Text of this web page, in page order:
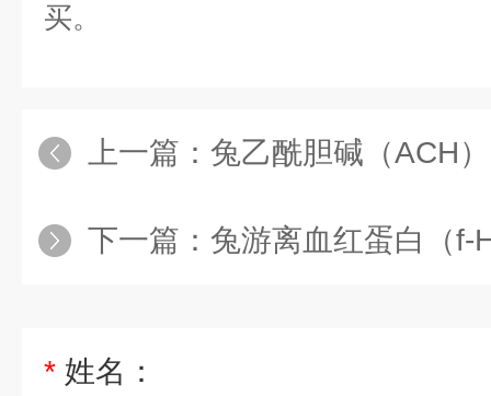
买。
上一篇： 兔乙酰胆碱（ACH
下一篇： 兔游离血红蛋白（f-Hb
* 姓名：